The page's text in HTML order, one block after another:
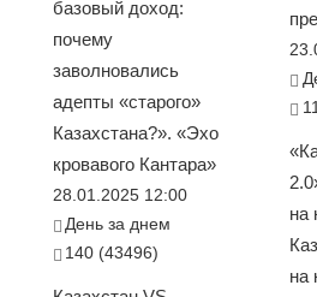
базовый доход:
почему
заволновались
адепты «старого»
Казахстана?». «Эхо
кровавого Кантара»
28.01.2025 12:00
День за днем
140 (43496)
на
на